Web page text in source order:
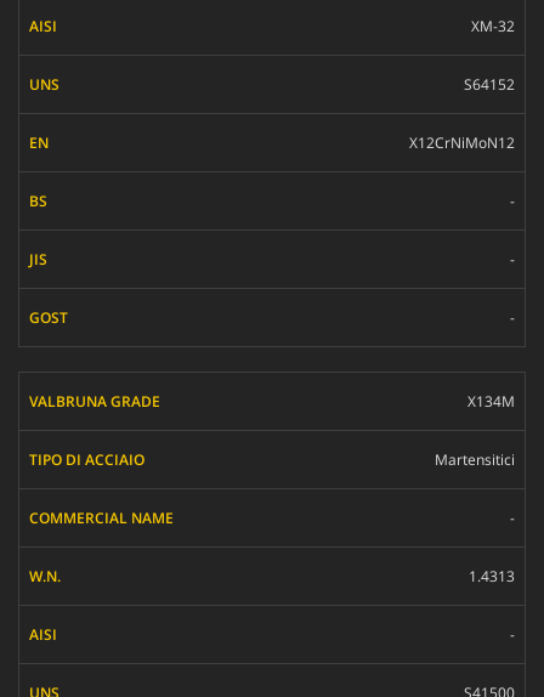
XM-32
S64152
X12CrNiMoN12
-
-
-
X134M
Martensitici
-
1.4313
-
S41500